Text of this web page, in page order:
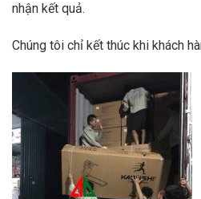
nhận kết quả.
Chúng tôi chỉ kết thúc khi khách